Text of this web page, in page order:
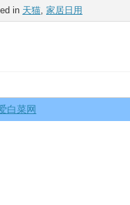
in 天猫, 家居日用
白菜网